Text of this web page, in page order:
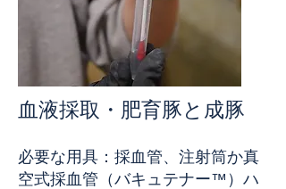
血液採取・肥育豚と成豚
必要な用具：採血管、注射筒か真
空式採血管（バキュテナー™）ハ